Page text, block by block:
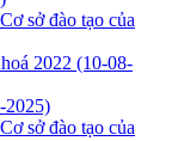
sở đào tạo của
2022 (10-08-
2025)
sở đào tạo của